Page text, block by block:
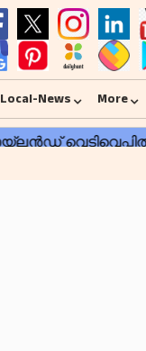
Local-News More